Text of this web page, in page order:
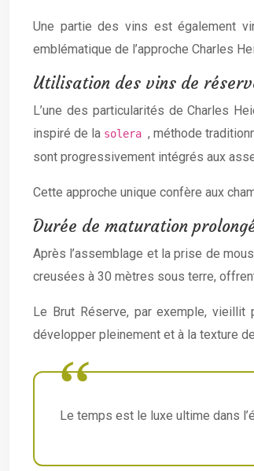
Une partie des vins est également
emblématique de l’approche Charles
Utilisation des vins de
L’une des particularités de Charles
inspiré de la solera, méthode
sont progressivement intégrés aux
Cette approche unique confère aux
Durée de maturation
Après l’assemblage et la prise de
creusées à 30 mètres sous terre,
Le Brut Réserve, par exemple,
développer pleinement et à la texture
Le temps est le luxe ultime dans